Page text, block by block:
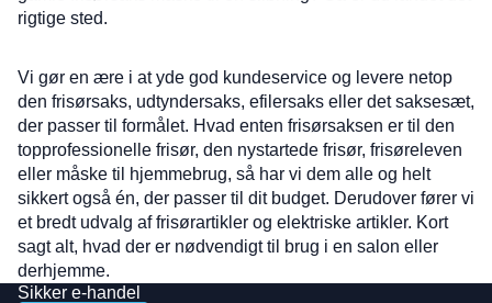
rigtige sted.
Vi gør en ære i at yde god kundeservice og levere netop
den frisørsaks, udtyndersaks, efilersaks eller det saksesæt,
der passer til formålet. Hvad enten frisørsaksen er til den
topprofessionelle frisør, den nystartede frisør, frisøreleven
eller måske til hjemmebrug, så har vi dem alle og helt
sikkert også én, der passer til dit budget. Derudover fører vi
et bredt udvalg af frisørartikler og elektriske artikler. Kort
sagt alt, hvad der er nødvendigt til brug i en salon eller
derhjemme.
Sikker e-handel